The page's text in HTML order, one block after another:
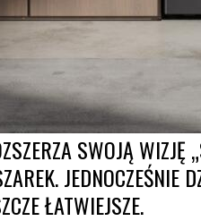
SWOJĄ WIZJĘ
JEDNOCZEŚNIE
ŁATWIEJSZE.